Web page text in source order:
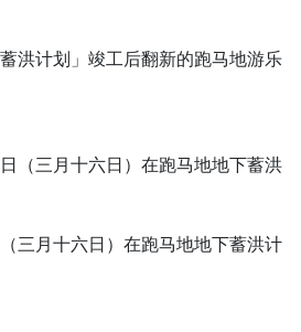
洪计划」竣工后翻新的跑马地游乐
三月十六日）在跑马地地下蓄洪计